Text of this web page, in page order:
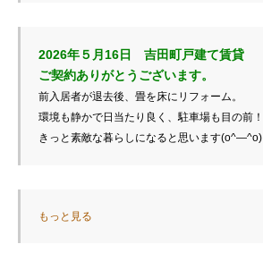
2026年５月16日　吉田町戸建て賃貸
前入居者が退去後、畳を床にリフォーム。
環境も静かで日当たり良く、駐車場も目の前！
きっと素敵な暮らしになると思います(o^―^o)
もっと見る